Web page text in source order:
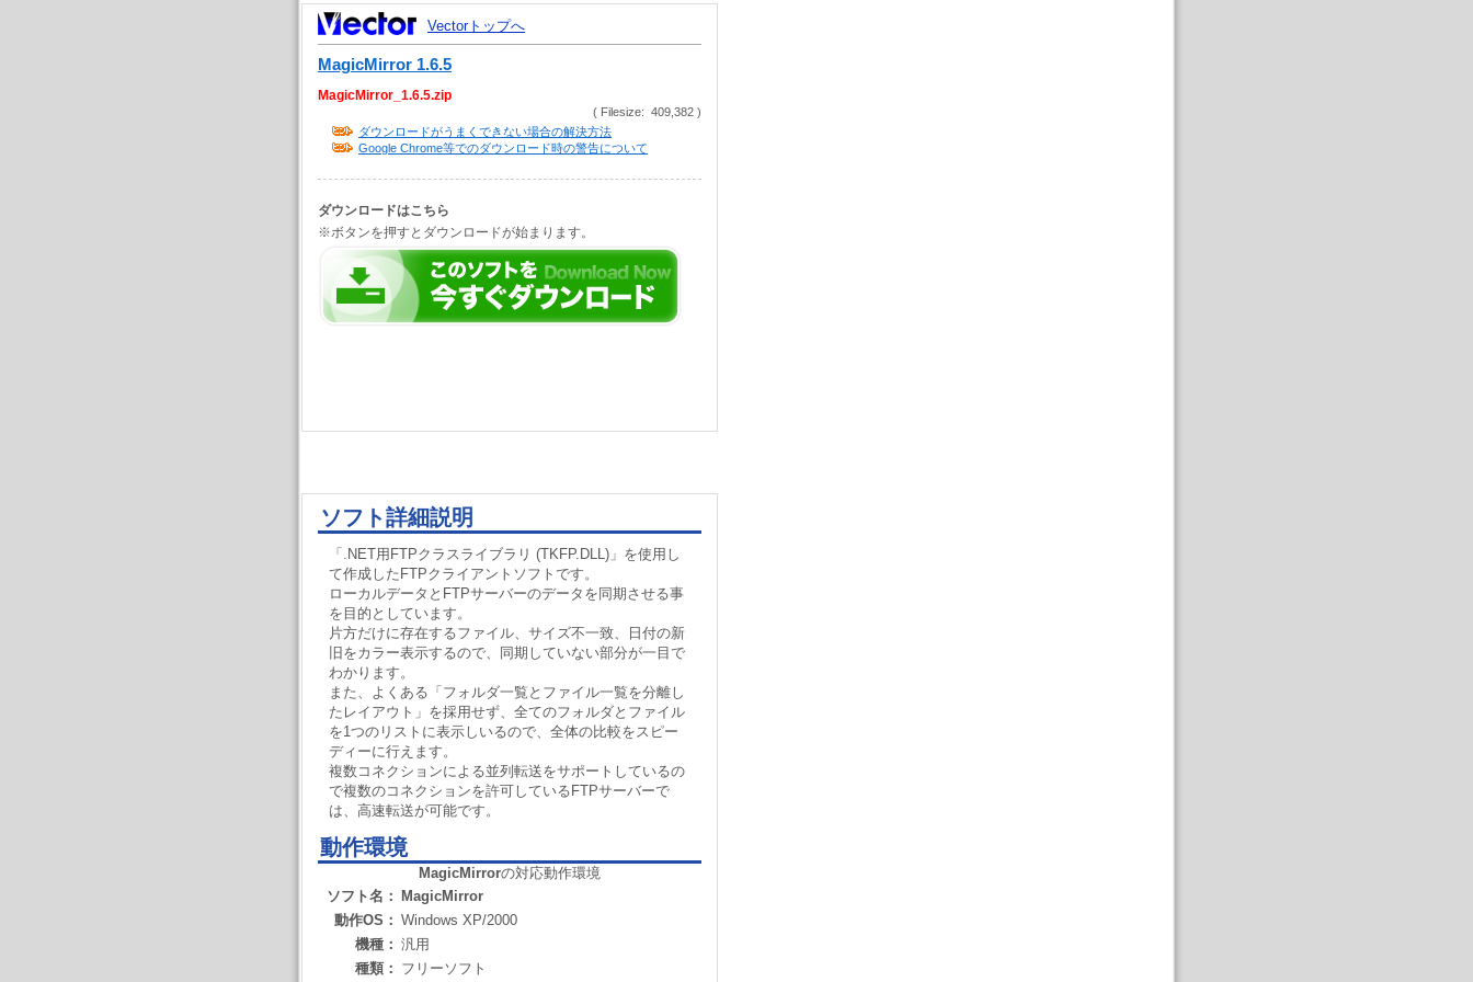
Vectorトップへ
MagicMirror 1.6.5
MagicMirror_1.6.5.zip
( Filesize: 409,382 )
ダウンロードがうまくできない場合の解決方法
Google Chrome等でのダウンロード時の警告について
ダウンロードはこちら
※ボタンを押すとダウンロードが始まります。
ソフト詳細説明
「.NET用FTPクラスライブラリ (TKFP.DLL)」を使用し
て作成したFTPクライアントソフトです。
ローカルデータとFTPサーバーのデータを同期させる事
を目的としています。
片方だけに存在するファイル、サイズ不一致、日付の新
旧をカラー表示するので、同期していない部分が一目で
わかります。
また、よくある「フォルダ一覧とファイル一覧を分離し
たレイアウト」を採用せず、全てのフォルダとファイル
を1つのリストに表示しいるので、全体の比較をスピー
ディーに行えます。
複数コネクションによる並列転送をサポートしているの
で複数のコネクションを許可しているFTPサーバーで
は、高速転送が可能です。
動作環境
MagicMirrorの対応動作環境
ソフト名：
MagicMirror
動作OS： Windows XP/2000
機種： 汎用
種類： フリーソフト